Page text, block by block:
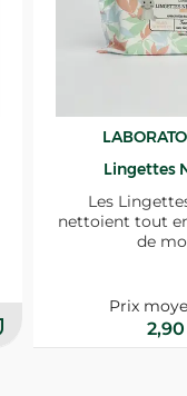
Lingettes
Les
nettoient tout
de
Prix